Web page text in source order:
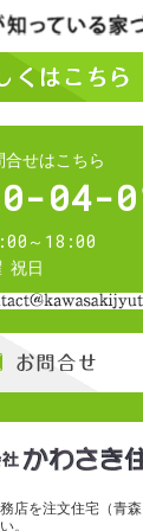
せはこちら
04-
～18:00
祝日
店を注文住宅（青
。